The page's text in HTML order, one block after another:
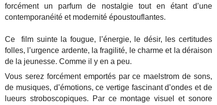
forcément un parfum de nostalgie tout en étant d’une
contemporanéité et modernité époustouflantes.
Ce film suinte la fougue, l’énergie, le désir, les certitudes
folles, l’urgence ardente, la fragilité, le charme et la déraison
de la jeunesse. Comme il y en a peu.
Vous serez forcément emportés par ce maelstrom de sons,
de musiques, d’émotions, ce vertige fascinant d’ondes et de
lueurs stroboscopiques. Par ce montage visuel et sonore